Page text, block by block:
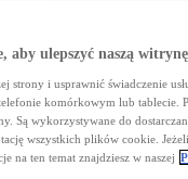
aby ulepszyć naszą witrynę
strony i usprawnić świadczenie
komórkowym lub tablecie.
Są wykorzystywane do
wszystkich plików cookie.
na ten temat znajdziesz w naszej